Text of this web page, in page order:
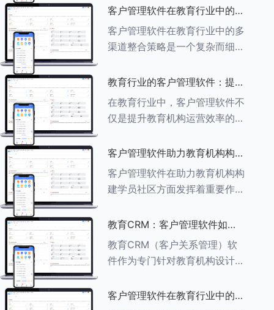
家长、教师及其他相关方的互
动，对教育机构实现可持续发展
具有重要意义。以下是教育
CRM如何助力教育
客户管理软件在教育行业中的多
渠道整合策略
客户管理软件在教育行业中的多
渠道整合策略是一个复杂而细致
多种渠道，提升教育机构的市场
竞争力、客户满意度和运营效
率。以下是对这一策略的具体分
析： ###
教育行业的客户管理软件：提升
家长参与度的关键
在教育行业中，客户管理软件不
仅是提升教育机构运营效率的重
促进家校合作的关键。以下将详
细探讨如何通过教育行业的客户
管理软件来提升家长的参与度。
###
客户管理软件助力教育机构构建
学员社区
客户管理软件在助力教育机构构
建学员社区方面发挥着重要作
述其助力作用： ###一、学员
信息管理 客户管理软件具备强
大的学员信息管理功能，能够集
中存储
教育CRM：客户管理软件如何
增强教育品牌影响力
教育CRM（客户关系管理）软
件作为专门针对教育机构设计的
影响力方面发挥着重要作用。以
客户管理软件在教育行业中的团